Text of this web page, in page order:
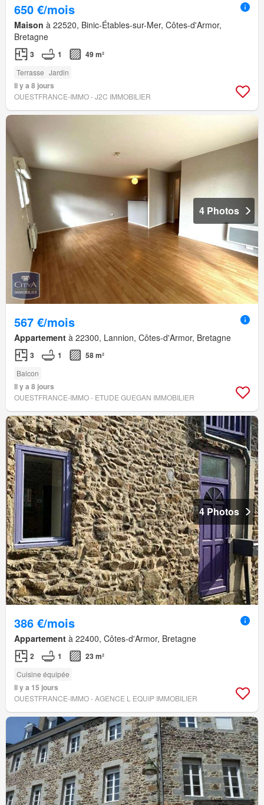
650 €/mois
Maison à 22520, Binic-Étables-sur-Mer, Côtes-d'Armor,
Bretagne
3 1 49 m²
Terrasse Jardin
Il y a 8 jours
OUESTFRANCE-IMMO - J2C IMMOBILIER
4 Photos
567 €/mois
Appartement à 22300, Lannion, Côtes-d'Armor, Bretagne
3 1 58 m²
Balcon
Il y a 8 jours
OUESTFRANCE-IMMO - ETUDE GUEGAN IMMOBILIER
4 Photos
386 €/mois
Appartement à 22400, Côtes-d'Armor, Bretagne
2 1 23 m²
Cuisine équipée
Il y a 15 jours
OUESTFRANCE-IMMO - AGENCE L EQUIP IMMOBILIER